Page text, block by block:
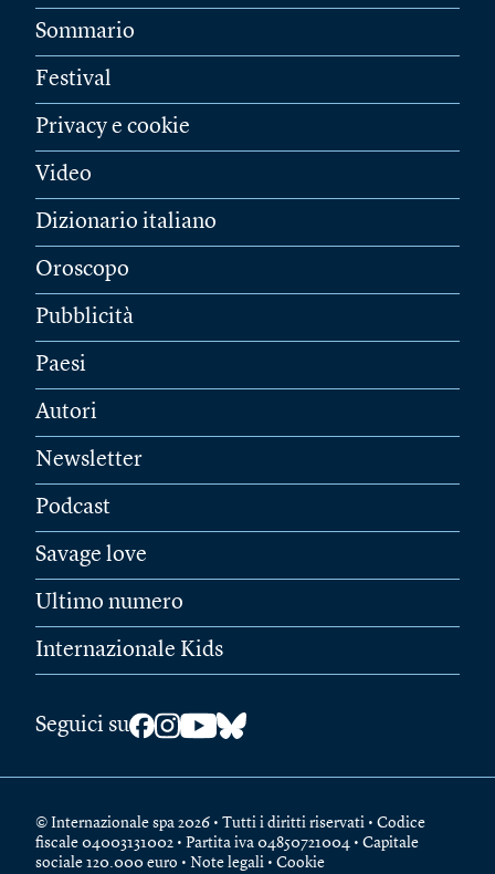
Sommario
Festival
Privacy e cookie
Video
Dizionario italiano
Oroscopo
Pubblicità
Paesi
Autori
Newsletter
Podcast
Savage love
Ultimo numero
Internazionale Kids
Seguici su
© Internazionale spa 2026 • Tutti i diritti riservati • Codice
fiscale 04003131002 • Partita iva 04850721004 • Capitale
sociale 120.000 euro • Note legali • Cookie